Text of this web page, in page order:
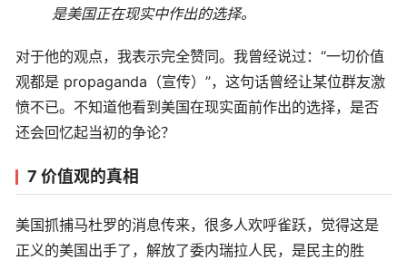
是美国正在现实中作出的选择。
对于他的观点，我表示完全赞同。我曾经说过：“一切价值
观都是 propaganda（宣传）”，这句话曾经让某位群友激
愤不已。不知道他看到美国在现实面前作出的选择，是否
还会回忆起当初的争论？
7 价值观的真相
美国抓捕马杜罗的消息传来，很多人欢呼雀跃，觉得这是
正义的美国出手了，解放了委内瑞拉人民，是民主的胜